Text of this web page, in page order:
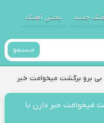
جدید پخش آهنگ
جستجو
بی برو برگشت میخوامت خبر
میخوامت خبر دارن با